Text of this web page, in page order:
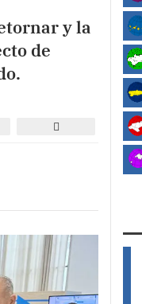
y la
de